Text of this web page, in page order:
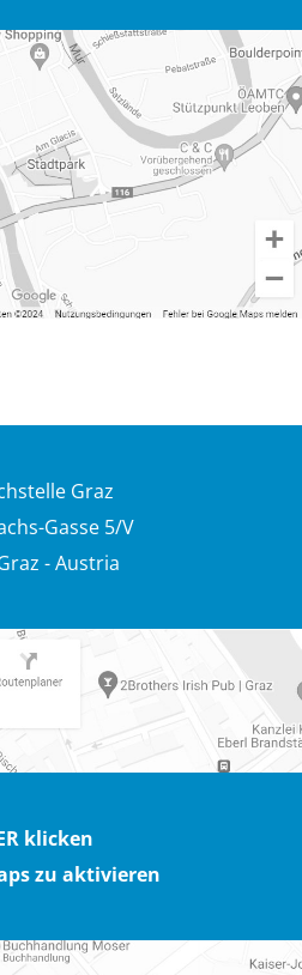
Graz
Gasse 5/V
- Austria
klicken
zu aktivieren